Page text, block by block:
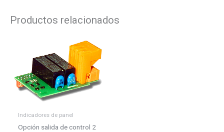
Productos relacionados
Indicadores de panel
Opción salida de control 2